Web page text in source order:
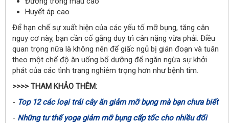
Huyết áp cao
Để hạn chế sự xuất hiện của các yếu tố mỡ bụng, tăng cân
nguy cơ này, bạn cần cố gắng duy trì cân nặng vừa phải. Điều
quan trọng nữa là không nên để giấc ngủ bị gián đoạn và tuân
theo một chế độ ăn uống bổ dưỡng để ngăn ngừa sự khởi
phát của các tình trạng nghiêm trọng hơn như bệnh tim.
>>>> THAM KHẢO THÊM:
- Top 12 các loại trái cây ăn giảm mỡ bụng mà bạn chưa biết
- Những tư thế yoga giảm mỡ bụng cấp tốc cho nhiều đối